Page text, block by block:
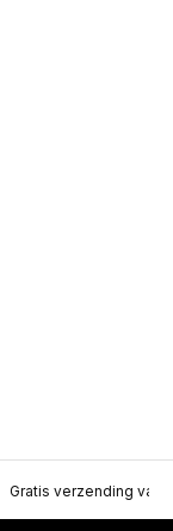
Gratis verzending